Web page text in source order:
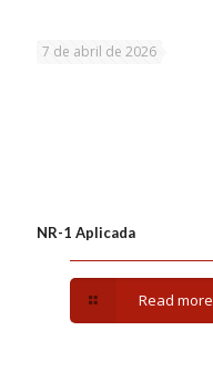
7 de abril de 2026
NR-1 Aplicada
Read more